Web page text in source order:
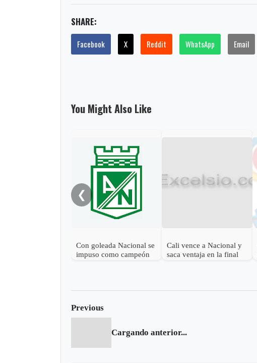
SHARE:
Facebook X Reddit WhatsApp Email
You Might Also Like
❮
Con goleada Nacional se
impuso como campeón
Cali vence a Nacional y
saca ventaja en la final
Previous
Cargando anterior...